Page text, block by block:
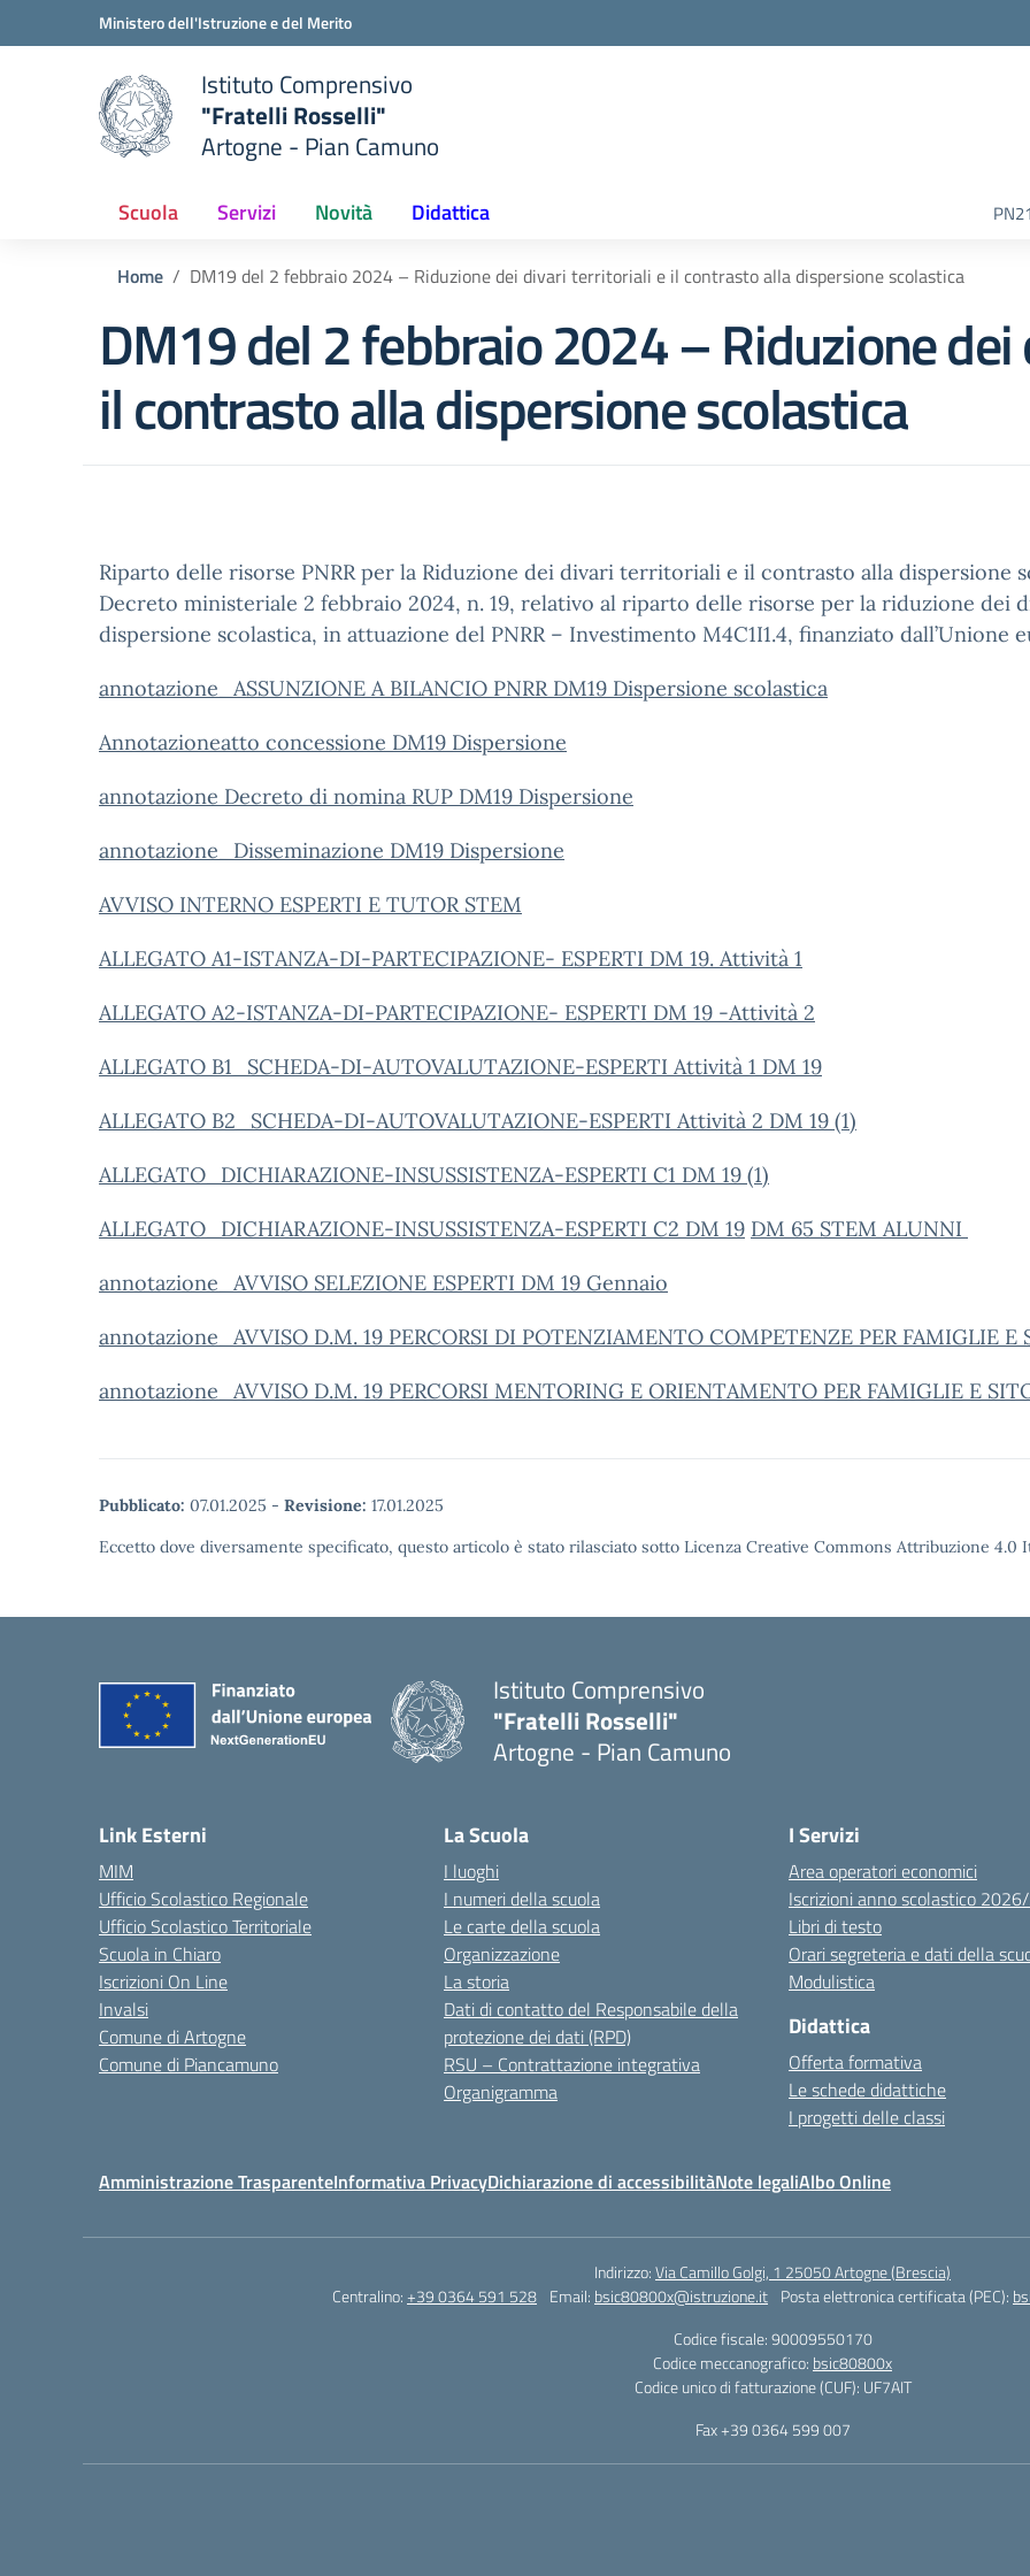
Vai ai contenuti
Vai al menu di navigazioneMinistero dell'Istruzione e del Merito
scuola
Istituto Comprensivo
"Fratelli Rosselli"
Artogne - Pian Camuno
Scuola Servizi Novità Didattica
Home DM19 del 2 febbraio 2024 – Riduzione dei divari territoriali e il contrasto alla dispersione scolastica
DM19 del 2 febbraio 2024 – Riduzione
il contrasto alla dispersione scolastica
Riparto delle risorse PNRR per la Riduzione dei divari territoriali e il contrasto alla dispersione
Decreto ministeriale 2 febbraio 2024, n. 19, relativo al riparto delle risorse per la riduzione
dispersione scolastica, in attuazione del PNRR – Investimento M4C1I1.4, finanziato dall’Unione
annotazione_ASSUNZIONE A BILANCIO PNRR DM19 Dispersione scolastica
Annotazioneatto concessione DM19 Dispersione
annotazione Decreto di nomina RUP DM19 Dispersione
annotazione_Disseminazione DM19 Dispersione
AVVISO INTERNO ESPERTI E TUTOR STEM
ALLEGATO A1-ISTANZA-DI-PARTECIPAZIONE- ESPERTI DM 19. Attività 1
ALLEGATO A2-ISTANZA-DI-PARTECIPAZIONE- ESPERTI DM 19 -Attività 2
ALLEGATO B1_SCHEDA-DI-AUTOVALUTAZIONE-ESPERTI Attività 1 DM 19
ALLEGATO B2_SCHEDA-DI-AUTOVALUTAZIONE-ESPERTI Attività 2 DM 19 (1)
ALLEGATO_DICHIARAZIONE-INSUSSISTENZA-ESPERTI C1 DM 19 (1)
ALLEGATO_DICHIARAZIONE-INSUSSISTENZA-ESPERTI C2 DM 19 DM 65 STEM ALUNNI
annotazione_AVVISO SELEZIONE ESPERTI DM 19 Gennaio
annotazione_AVVISO D.M. 19 PERCORSI DI POTENZIAMENTO COMPETENZE PER FAMIGLIE E
annotazione_AVVISO D.M. 19 PERCORSI MENTORING E ORIENTAMENTO PER FAMIGLIE E
Pubblicato: 07.01.2025 - Revisione: 17.01.2025
Eccetto dove diversamente specificato, questo articolo è stato rilasciato sotto Licenza Creative Commons Attribuzione 4.0
Istituto Comprensivo
"Fratelli Rosselli"
Artogne - Pian Camuno
Link Esterni
MIM
Ufficio Scolastico Regionale
Ufficio Scolastico Territoriale
Scuola in Chiaro
Iscrizioni On Line
Invalsi
Comune di Artogne
Comune di Piancamuno
La Scuola
I luoghi
I numeri della scuola
Le carte della scuola
Organizzazione
La storia
Dati di contatto del Responsabile della
protezione dei dati (RPD)
RSU – Contrattazione integrativa
Organigramma
I Servizi
Area operatori economici
Iscrizioni anno scolastico
Libri di testo
Orari segreteria e dati della
Modulistica
Didattica
Offerta formativa
Le schede didattiche
I progetti delle classi
Amministrazione TrasparenteInformativa PrivacyDichiarazione di accessibilitàNote legaliAlbo Online
Indirizzo:Via Camillo Golgi, 1 25050 Artogne (Brescia)
Centralino:+39 0364 591 528 Email: bsic80800x@istruzione.it Posta elettronica certificata (PEC):
Codice fiscale: 90009550170
Codice meccanografico: bsic80800x
Codice unico di fatturazione (CUF): UF7AIT
Fax +39 0364 599 007